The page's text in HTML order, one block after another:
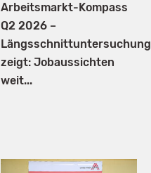
Arbeitsmarkt-Kompass
Q2 2026 –
Längsschnittuntersuchung
zeigt: Jobaussichten
weit...